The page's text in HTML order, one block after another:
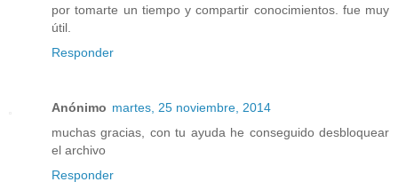
por tomarte un tiempo y compartir conocimientos. fue muy
útil.
Responder
Anónimo martes, 25 noviembre, 2014
muchas gracias, con tu ayuda he conseguido desbloquear
el archivo
Responder